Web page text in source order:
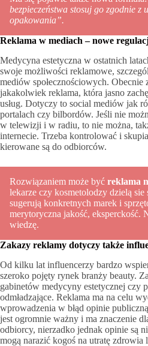
bezpieczeństwa stosuj go zgodnie z
opakowania”.
Reklama w mediach – nowe
Medycyna estetyczna w ostatnich
swoje możliwości reklamowe,
mediów społecznościowych. Obecnie
jakakolwiek reklama, która jasno
usług. Dotyczy to social mediów jak
portalach czy bilbordów. Jeśli nie
w telewizji i w radiu, to nie można,
internecie. Trzeba kontrolować i
kierowane są do odbiorców.
Rozwiązaniem może być reklama
lekarze czy kosmetolodzy dzielą
sugerują konkretnych marek i
merytoryczna jakość, eksperckość.
wiedzę.
Zakazy reklamy dotyczy także
Od kilku lat influencerzy bardzo
szeroko pojęty rynek branży beauty.
gabinetów medycyny estetycznej czy
odmładzające. Reklama ma na celu
wprowadzenia w błąd opinie
jest ogromnie ważny i ma znaczenie
odbiorcy, nierzadko jednak opinie są
mogą narazić kogoś na utratę zdrowia